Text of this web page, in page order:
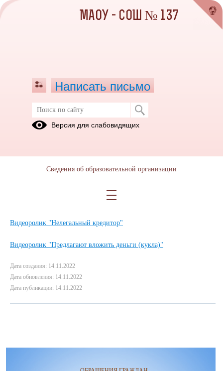
Осторожно! Мошенники!
Видеоролик "Гарантия сверхдохода - признак мошенничества"
Видеоролик "Помогайте пенсионерам принимать фин. решения"
Видеоролик "Нелегальный кредитор"
Видеоролик "Предлагают вложить деньги (кукла)"
Дата создания: 14.11.2022
Дата обновления: 14.11.2022
Дата публикации: 14.11.2022
МАОУ - СОШ № 137
Написать письмо
Версия для слабовидящих
Сведения об образовательной организации